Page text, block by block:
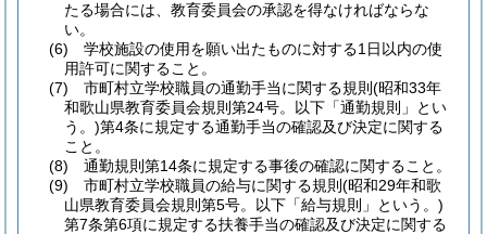
たる場合には、教育委員会の承認を得なければならな
い。
(6)
学校施設の使用を願い出たものに対する1日以内の使
用許可に関すること。
(7)
市町村立学校職員の通勤手当に関する規則 (昭和33年
和歌山県教育委員会規則第24号。以下「通勤規則」とい
う。)第4条に規定する通勤手当の確認及び決定に関する
こと。
(8)
通勤規則第14条に規定する事後の確認に関すること。
(9)
市町村立学校職員の給与に関する規則 (昭和29年和歌
山県教育委員会規則第5号。以下「給与規則」という。)
第7条第6項に規定する扶養手当の確認及び決定に関する